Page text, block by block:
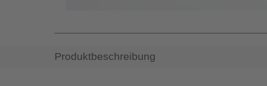
Produktbeschreibung